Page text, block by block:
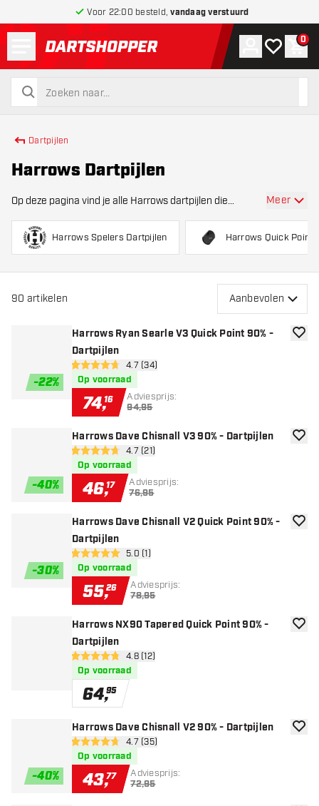
Voor 22:00 besteld,vandaag verstuurd
terug naar home pagina
zoeken
zoeken
Account
Mijn 0
Dartpijlen
Harrows Dartpijlen
Op deze pagina vind je alle Harrows dartpijlen die
Harrows staat al jarenlang bekend om zijn uitstekende
kwaliteit dartpijlen en dartaccessoires.
Meer
Harrows Spelers Dartpijlen Harrows Quick Point
90 artikelen Aanbevolen
-22%
Harrows Ryan Searle V3 Quick Point 90% -
Dartpijlen
open reviews drawer
4.7 score sterren4.7 (34)
Op voorraad
74,16 Adviesprijs:
94,95
-40%
Harrows Dave Chisnall V3 90% - Dartpijlen
open reviews drawer
4.7 score sterren4.7 (21)
Op voorraad
46,17 Adviesprijs:
76,95
-30%
Harrows Dave Chisnall V2 Quick Point 90% -
Dartpijlen
open reviews drawer
5 score sterren5.0 (1)
Op voorraad
55,26 Adviesprijs:
78,95
Harrows NX90 Tapered Quick Point 90% -
Dartpijlen
open reviews drawer
4.8 score sterren4.8 (12)
Op voorraad
64,95
-40%
Harrows Dave Chisnall V2 90% - Dartpijlen
open reviews drawer
4.7 score sterren4.7 (35)
Op voorraad
43,77 Adviesprijs:
72,95